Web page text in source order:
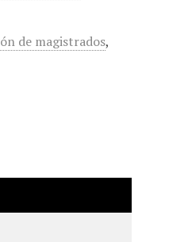
de magistrados,